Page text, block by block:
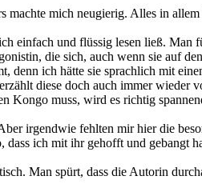
mich neugierig. Alles in
einfach und flüssig lesen ließ. Man
die sich, auch wenn sie auf
denn ich hätte sie sprachlich mit
diese doch auch immer wieder
Kongo muss, wird es richtig
irgendwie fehlten mir hier die
ich mit ihr gehofft und gebangt
Man spürt, dass die Autorin